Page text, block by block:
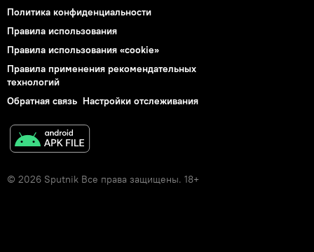
Политика конфиденциальности
Правила использования
Правила использования «cookie»
Правила применения рекомендательных
технологий
Обратная связь Настройки отслеживания
© 2026 Sputnik Все права защищены. 18+